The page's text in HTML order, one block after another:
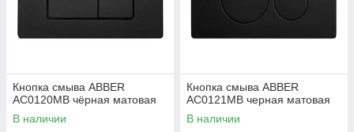
Кнопка смыва ABBER
AC0120MB чёрная матовая
В наличии
Кнопка смыва ABBER
AC0121MB черная матовая
В наличии